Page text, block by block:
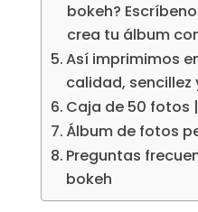
bokeh?
crea tu álbum
Así imprimimos
calidad,
Caja de 50 fotos |
Álbum de fotos
Preguntas
bokeh